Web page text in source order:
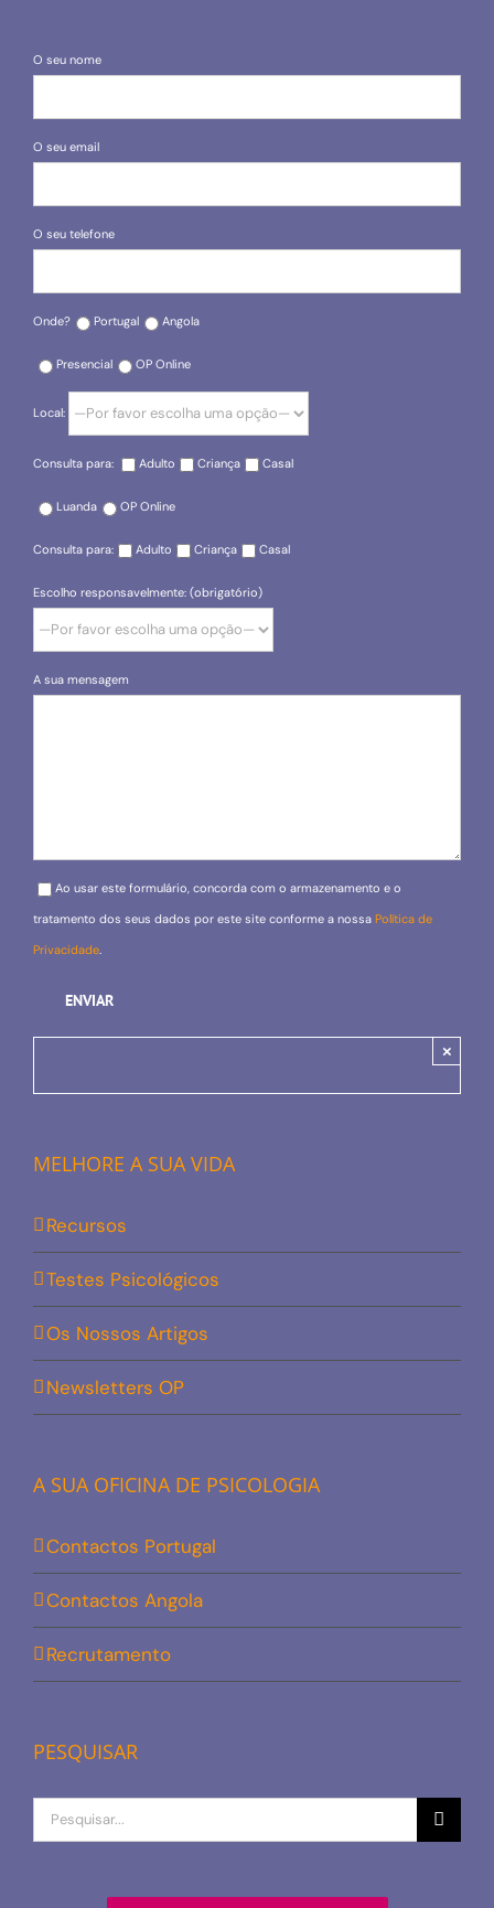
O seu nome
O seu email
O seu telefone
Onde? Portugal Angola
Presencial OP Online
Local:
Consulta para: Adulto Criança Casal
Luanda OP Online
Consulta para: Adulto Criança Casal
Escolho responsavelmente: (obrigatório)
A sua mensagem
Please leave this field empty.
Ao usar este formulário, concorda com o armazenamento e o
tratamento dos seus dados por este site conforme a nossa Política de
Privacidade.
×
MELHORE A SUA VIDA
Recursos
Testes Psicológicos
Os Nossos Artigos
Newsletters OP
A SUA OFICINA DE PSICOLOGIA
Contactos Portugal
Contactos Angola
Recrutamento
PESQUISAR
Procurar
por